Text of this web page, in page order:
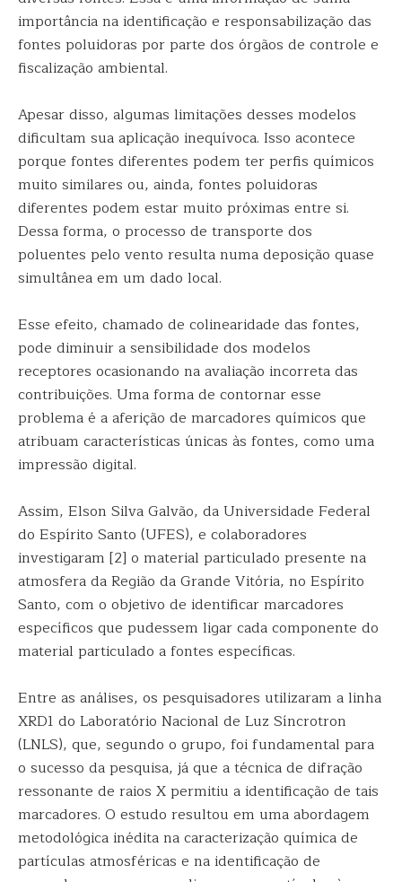
importância na identificação e responsabilização das
fontes poluidoras por parte dos órgãos de controle e
fiscalização ambiental.
Apesar disso, algumas limitações desses modelos
dificultam sua aplicação inequívoca. Isso acontece
porque fontes diferentes podem ter perfis químicos
muito similares ou, ainda, fontes poluidoras
diferentes podem estar muito próximas entre si.
Dessa forma, o processo de transporte dos
poluentes pelo vento resulta numa deposição quase
simultânea em um dado local.
Esse efeito, chamado de colinearidade das fontes,
pode diminuir a sensibilidade dos modelos
receptores ocasionando na avaliação incorreta das
contribuições. Uma forma de contornar esse
problema é a aferição de marcadores químicos que
atribuam características únicas às fontes, como uma
impressão digital.
Assim, Elson Silva Galvão, da Universidade Federal
do Espírito Santo (UFES), e colaboradores
investigaram [2] o material particulado presente na
atmosfera da Região da Grande Vitória, no Espírito
Santo, com o objetivo de identificar marcadores
específicos que pudessem ligar cada componente do
material particulado a fontes específicas.
Entre as análises, os pesquisadores utilizaram a linha
XRD1 do Laboratório Nacional de Luz Síncrotron
(LNLS), que, segundo o grupo, foi fundamental para
o sucesso da pesquisa, já que a técnica de difração
ressonante de raios X permitiu a identificação de tais
marcadores. O estudo resultou em uma abordagem
metodológica inédita na caracterização química de
partículas atmosféricas e na identificação de